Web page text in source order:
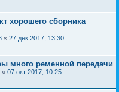
хорошего сборника
« 27 дек 2017, 13:30
много ременной передачи
« 07 окт 2017, 10:25